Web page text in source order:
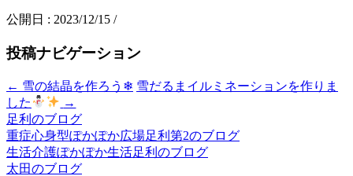
公開日 : 2023/12/15 /
投稿ナビゲーション
← 雪の結晶を作ろう❄ 雪だるまイルミネーションを作りま
した
→
足利のブログ
重症心身型ぽかぽか広場足利第2のブログ
生活介護ぽかぽか生活足利のブログ
太田のブログ